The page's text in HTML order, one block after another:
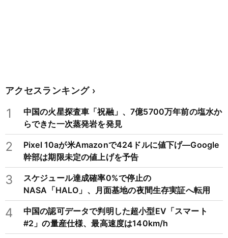
アクセスランキング
1
中国の火星探査車「祝融」、7億5700万年前の塩水か
らできた一次蒸発岩を発見
2
Pixel 10aが米Amazonで424ドルに値下げ―Google
幹部は期限未定の値上げを予告
3
スケジュール達成確率0%で停止の
NASA「HALO」、月面基地の夜間生存実証へ転用
4
中国の認可データで判明した超小型EV「スマート
#2」の量産仕様、最高速度は140km/h